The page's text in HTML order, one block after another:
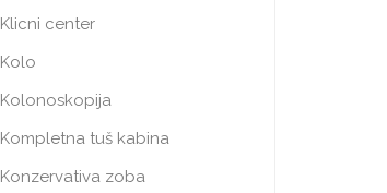
Klicni center
Kolo
Kolonoskopija
Kompletna tuš kabina
Konzervativa zoba